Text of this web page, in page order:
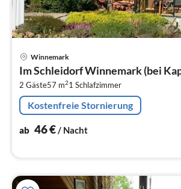
Winnemark
Im Schleidorf Winnemark (bei
2 Gäste57 m21 Schlafzimmer
Kostenfreie Stornierung
ab 46€/ Nacht